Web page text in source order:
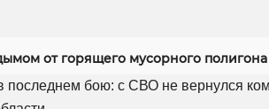
от горящего мусорного полигона